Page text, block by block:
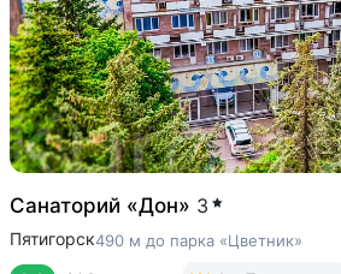
Санаторий «Дон» 3
Пятигорск490 м до парка «Цветник»